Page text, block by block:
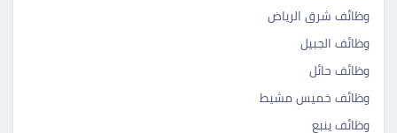
وظائف شرق الرياض
وظائف الجبيل
وظائف حائل
وظائف خميس مشيط
وظائف ينبع